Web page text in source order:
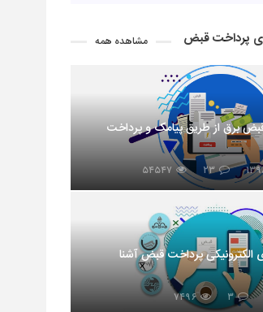
پرداخت قبض مشاهده همه
برق از طریق پیامک و پرداخت
۲۳ ۵۴۵۴۷
الکترونیکی پرداخت قبض آشنا
۳ ۷۴۹۶